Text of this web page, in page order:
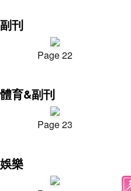
副刊
Page 22
體育&副刊
Page 23
娛樂